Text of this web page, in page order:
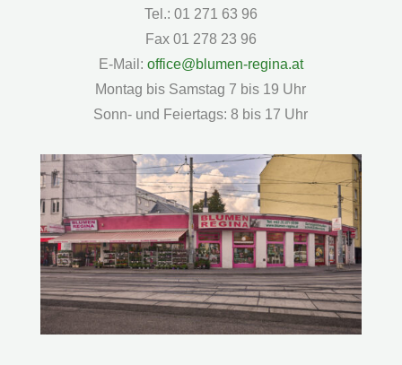
Tel.: 01 271 63 96
Fax 01 278 23 96
E-Mail: office@blumen-regina.at
Montag bis Samstag 7 bis 19 Uhr
Sonn- und Feiertags: 8 bis 17 Uhr